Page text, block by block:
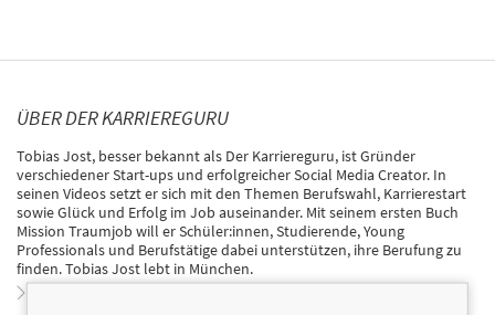
ÜBER DER KARRIEREGURU
Tobias Jost, besser bekannt als Der Karriereguru, ist Gründer
verschiedener Start-ups und erfolgreicher Social Media Creator. In
seinen Videos setzt er sich mit den Themen Berufswahl, Karrierestart
sowie Glück und Erfolg im Job auseinander. Mit seinem ersten Buch
Mission Traumjob will er Schüler:innen, Studierende, Young
Professionals und Berufstätige dabei unterstützen, ihre Berufung zu
finden. Tobias Jost lebt in München.